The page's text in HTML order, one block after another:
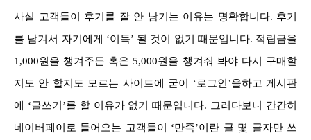
사실 고객들이 후기를 잘 안 남기는 이유는 명확합니다. 후기
를 남겨서 자기에게 ‘이득’ 될 것이 없기 때문입니다. 적립금을
1,000원을 챙겨주든 혹은 5,000원을 챙겨줘 봐야 다시 구매할
지도 안 할지도 모르는 사이트에 굳이 ‘로그인’을하고 게시판
에 ‘글쓰기’를 할 이유가 없기 때문입니다. 그러다보니 간간히
네이버페이로 들어오는 고객들이 ‘만족’이란 글 몇 글자만 쓰